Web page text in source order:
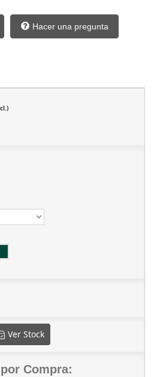
Hacer una pregunta
Ver Stock
Compra: